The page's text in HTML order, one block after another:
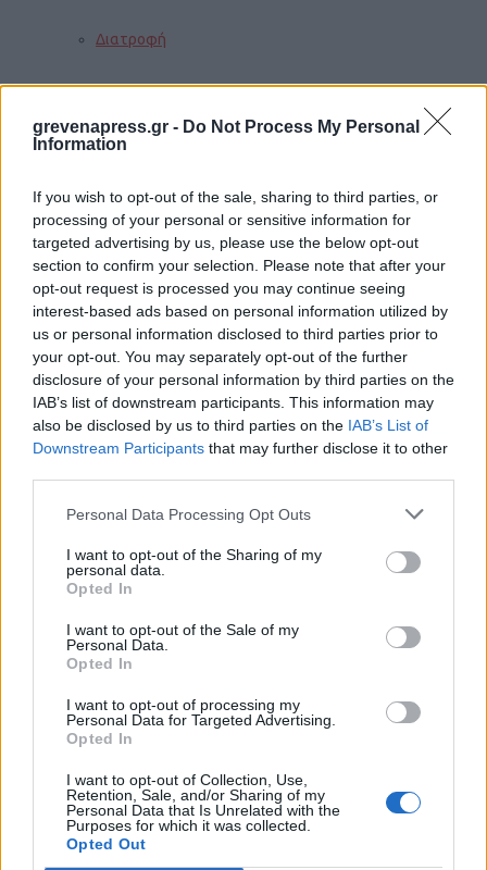
grevenapress.gr - Do Not Process My Personal
Information
If you wish to opt-out of the sale, sharing to third parties, or
processing of your personal or sensitive information for
targeted advertising by us, please use the below opt-out
section to confirm your selection. Please note that after your
opt-out request is processed you may continue seeing
interest-based ads based on personal information utilized by
us or personal information disclosed to third parties prior to
your opt-out. You may separately opt-out of the further
disclosure of your personal information by third parties on the
IAB’s list of downstream participants. This information may
also be disclosed by us to third parties on the IAB’s List of
Downstream Participants that may further disclose it to other
Personal Data Processing Opt Outs
I want to opt-out of the Sharing of my
personal data.
Opted In
I want to opt-out of the Sale of my
Personal Data.
Opted In
I want to opt-out of processing my
Personal Data for Targeted Advertising.
Opted In
I want to opt-out of Collection, Use,
Retention, Sale, and/or Sharing of my
Personal Data that Is Unrelated with the
Purposes for which it was collected.
Opted Out
Διατροφή
Υγεία
Auto
Sexuality